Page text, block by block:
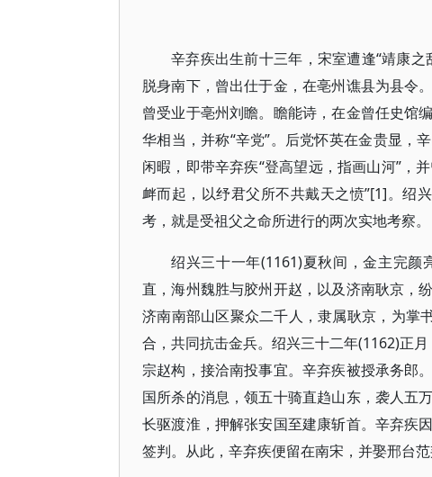
辛弃疾出生前十三年，宋室遭逢“靖康
脱身南下，曾出仕于金，在亳州谯县为县令
曾受业于亳州刘瞻。瞻能诗，在金曾任史馆
华相当，并称“辛党”。后党怀英在金贵显，
闲暇，即带辛弃疾“登高望远，指画山河”，
衅而起，以纾君父所不共戴天之愤”[1]。绍
考，就是受祖父之命所进行的两次实地考察。
绍兴三十一年(1161)夏秋间，金主完
直，海州魏胜与胶州开赵，以及济南耿京，
济南南部山区聚众二千人，隶属耿京，为掌
合，共同抗击金兵。绍兴三十二年(1162)正
宗赵构，接洽南投事宜。辛弃疾被授承务郎
国所杀的消息，领五十骑直趋山东，袭人五
长驱渡淮，押解张安国至建康斩首。辛弃疾
签判。从此，辛弃疾便留在南宋，并娶邢台